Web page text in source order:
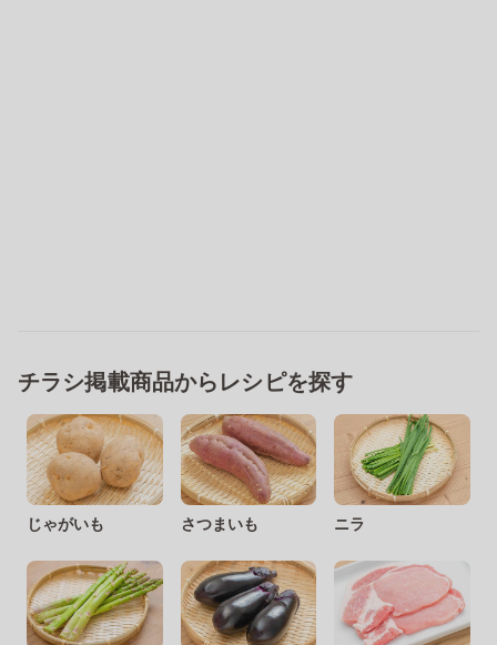
チラシ掲載商品からレシピを探す
じゃがいも さつまいも ニラ